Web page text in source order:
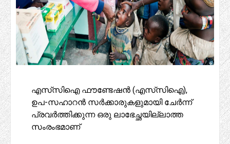
എസ്‌സിഐ ഫൗണ്ടേഷൻ (എസ്‌സിഐ),
ഉപ-സഹാറൻ സർക്കാരുകളുമായി ചേർന്ന്
പ്രവർത്തിക്കുന്ന ഒരു ലാഭേച്ഛയില്ലാത്ത
സംരംഭമാണ്